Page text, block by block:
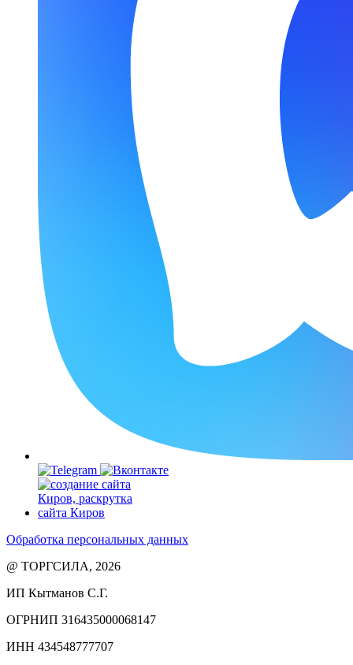
Обработка персональных данных
@ ТОРГСИЛА, 2026
ИП Кытманов С.Г.
ОГРНИП 316435000068147
ИНН 434548777707